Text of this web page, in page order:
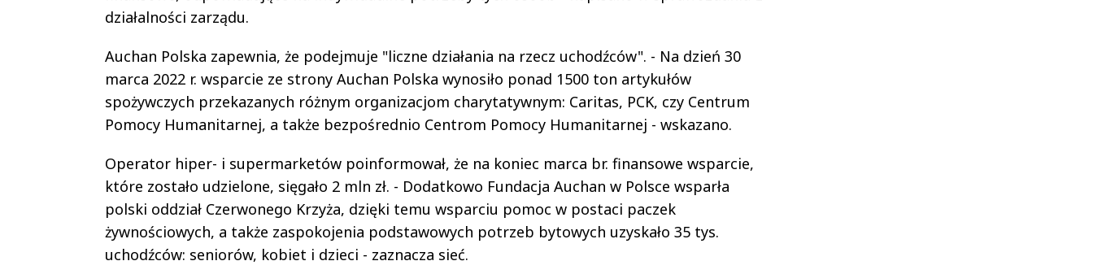
działalności zarządu.
Auchan Polska zapewnia, że podejmuje "liczne działania na rzecz uchodźców". - Na dzień 30
marca 2022 r. wsparcie ze strony Auchan Polska wynosiło ponad 1500 ton artykułów
spożywczych przekazanych różnym organizacjom charytatywnym: Caritas, PCK, czy Centrum
Pomocy Humanitarnej, a także bezpośrednio Centrom Pomocy Humanitarnej - wskazano.
Operator hiper- i supermarketów poinformował, że na koniec marca br. finansowe wsparcie,
które zostało udzielone, sięgało 2 mln zł. - Dodatkowo Fundacja Auchan w Polsce wsparła
polski oddział Czerwonego Krzyża, dzięki temu wsparciu pomoc w postaci paczek
żywnościowych, a także zaspokojenia podstawowych potrzeb bytowych uzyskało 35 tys.
uchodźców: seniorów, kobiet i dzieci - zaznacza sieć.